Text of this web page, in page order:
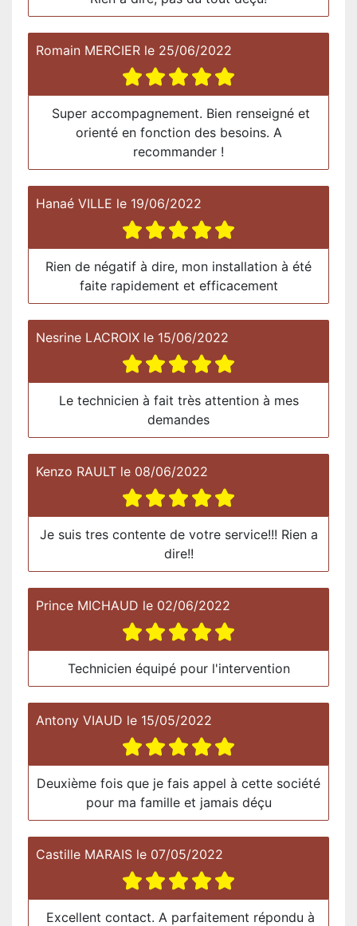
Romain MERCIER le 25/06/2022
Super accompagnement. Bien renseigné et
orienté en fonction des besoins. A
recommander !
Hanaé VILLE le 19/06/2022
Rien de négatif à dire, mon installation à été
faite rapidement et efficacement
Nesrine LACROIX le 15/06/2022
Le technicien à fait très attention à mes
demandes
Kenzo RAULT le 08/06/2022
Je suis tres contente de votre service!!! Rien a
dire!!
Prince MICHAUD le 02/06/2022
Technicien équipé pour l'intervention
Antony VIAUD le 15/05/2022
Deuxième fois que je fais appel à cette société
pour ma famille et jamais déçu
Castille MARAIS le 07/05/2022
Excellent contact. A parfaitement répondu à